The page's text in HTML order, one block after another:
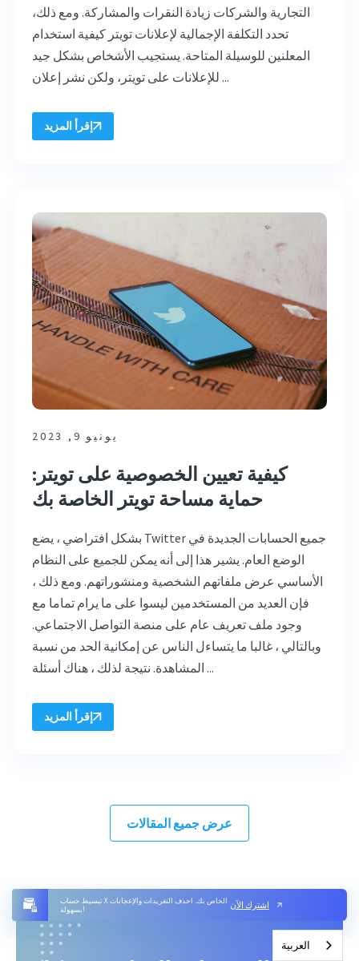
تبسيط حساب X الخاص بك. احذف التغريدات والإعجابات
بسهولة!
اشترك الآن
التجارية والشركات زيادة النقرات والمشاركة. ومع ذلك،
تحدد التكلفة الإجمالية لإعلانات تويتر كيفية استخدام
المعلنين للوسيلة المتاحة. يستجيب الأشخاص بشكل جيد
للإعلانات على تويتر، ولكن نشر إعلان ...
إقرأ المزيد
يونيو 9, 2023
كيفية تعيين الخصوصية على تويتر:
حماية مساحة تويتر الخاصة بك
بشكل افتراضي ، يضع Twitter جميع الحسابات الجديدة في
الوضع العام. يشير هذا إلى أنه يمكن للجميع على النظام
الأساسي عرض ملفاتهم الشخصية ومنشوراتهم. ومع ذلك ،
فإن العديد من المستخدمين ليسوا على ما يرام تماما مع
وجود ملف تعريف عام على منصة التواصل الاجتماعي.
وبالتالي ، غالبا ما يتساءل الناس عن إمكانية الحد من نسبة
المشاهدة. نتيجة لذلك ، هناك أسئلة ...
إقرأ المزيد
عرض جميع المقالات
العربية‏